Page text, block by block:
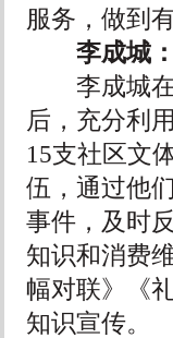
服务，做到
李成城：
李成城在
后，充分利
15支社区文
伍，通过他
事件，及时
知识和消费
幅对联》《
知识宣传。